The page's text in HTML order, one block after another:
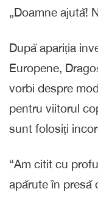
„Doamne ajută!
După apariția
Europene,
vorbi despre
pentru viitorul
sunt folosiți
“Am citit cu
apărute în presă